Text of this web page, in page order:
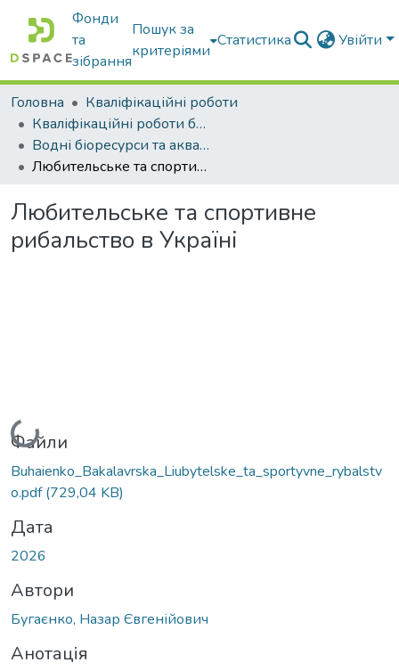
Фонди
та
зібрання
Пошук за
критеріями
Статистика Увійти
Головна
Кваліфікаційні роботи
Кваліфікаційні роботи бакалаврів
Водні біоресурси та аквакультура
Любительське та спортивне рибальство в Україні
Любительське та спортивне
рибальство в Україні
Вантажиться...
Файли
Buhaienko_Bakalavrska_Liubytelske_ta_sportyvne_rybalstv
o.pdf(729,04 KB)
Дата
2026
Автори
Бугаєнко, Назар Євгенійович
Анотація